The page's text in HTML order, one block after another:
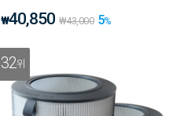
₩40,850 ₩43,000 5%
32위